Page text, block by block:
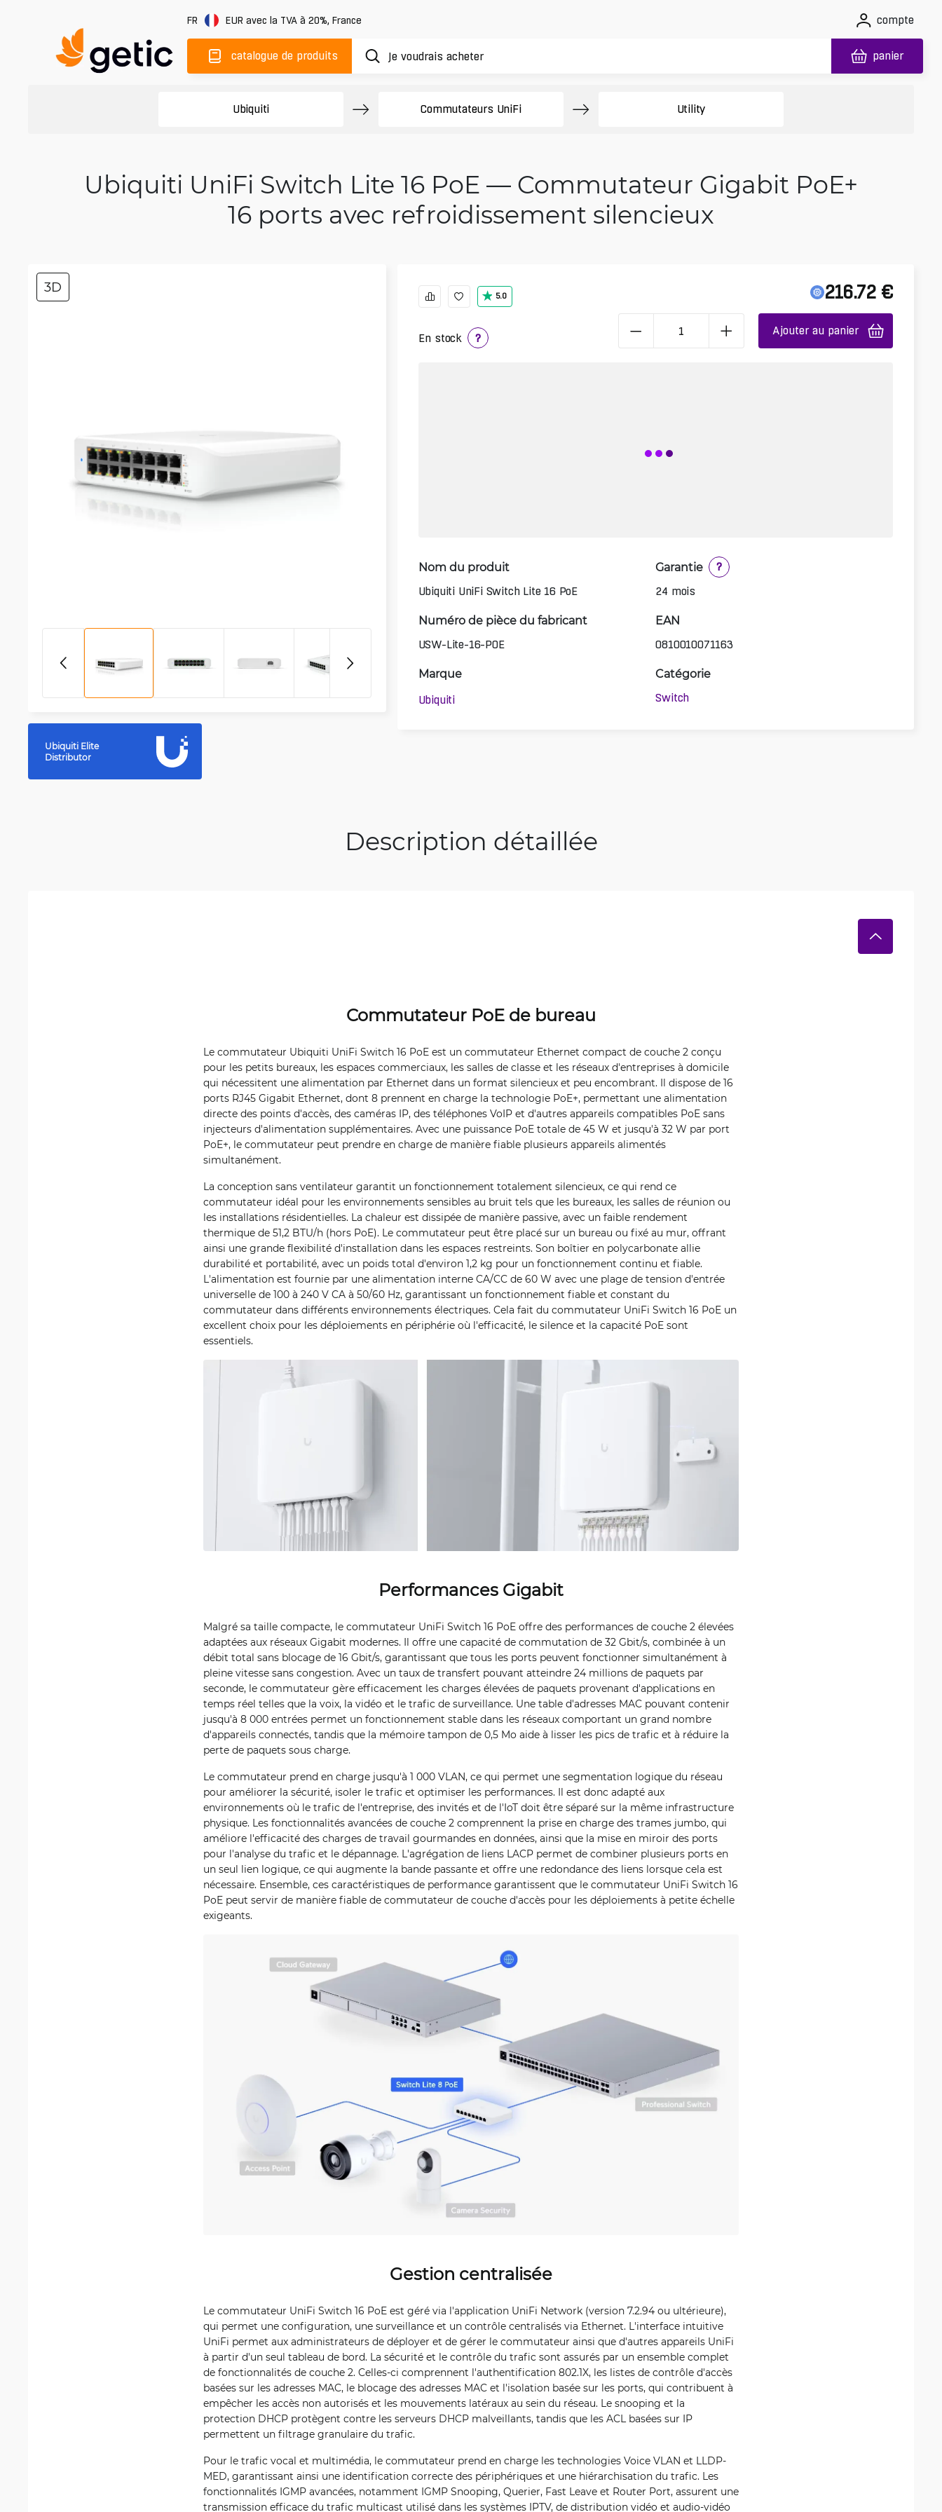
FR EUR avec la TVA à 20%, France compte
catalogue de produits panier
Ubiquiti Commutateurs UniFi Utility
Ubiquiti UniFi Switch Lite 16 PoE — Commutateur Gigabit PoE+
16 ports avec refroidissement silencieux
3D
Ubiquiti Elite
Distributor
5.0
En stock ?
216.72 €
Ajouter au panier
Nom du produit
Ubiquiti UniFi Switch Lite 16 PoE
Garantie
?
24 mois
Numéro de pièce du fabricant
USW-Lite-16-POE
EAN
0810010071163
Marque
Ubiquiti
Catégorie
Switch
Description détaillée
Commutateur PoE de bureau
Le commutateur Ubiquiti UniFi Switch 16 PoE est un commutateur Ethernet compact de couche 2 conçu
pour les petits bureaux, les espaces commerciaux, les salles de classe et les réseaux d'entreprises à domicile
qui nécessitent une alimentation par Ethernet dans un format silencieux et peu encombrant. Il dispose de 16
ports RJ45 Gigabit Ethernet, dont 8 prennent en charge la technologie PoE+, permettant une alimentation
directe des points d'accès, des caméras IP, des téléphones VoIP et d'autres appareils compatibles PoE sans
injecteurs d'alimentation supplémentaires. Avec une puissance PoE totale de 45 W et jusqu'à 32 W par port
PoE+, le commutateur peut prendre en charge de manière fiable plusieurs appareils alimentés
simultanément.
La conception sans ventilateur garantit un fonctionnement totalement silencieux, ce qui rend ce
commutateur idéal pour les environnements sensibles au bruit tels que les bureaux, les salles de réunion ou
les installations résidentielles. La chaleur est dissipée de manière passive, avec un faible rendement
thermique de 51,2 BTU/h (hors PoE). Le commutateur peut être placé sur un bureau ou fixé au mur, offrant
ainsi une grande flexibilité d'installation dans les espaces restreints. Son boîtier en polycarbonate allie
durabilité et portabilité, avec un poids total d'environ 1,2 kg pour un fonctionnement continu et fiable.
L'alimentation est fournie par une alimentation interne CA/CC de 60 W avec une plage de tension d'entrée
universelle de 100 à 240 V CA à 50/60 Hz, garantissant un fonctionnement fiable et constant du
commutateur dans différents environnements électriques. Cela fait du commutateur UniFi Switch 16 PoE un
excellent choix pour les déploiements en périphérie où l'efficacité, le silence et la capacité PoE sont
essentiels.
Performances Gigabit
Malgré sa taille compacte, le commutateur UniFi Switch 16 PoE offre des performances de couche 2 élevées
adaptées aux réseaux Gigabit modernes. Il offre une capacité de commutation de 32 Gbit/s, combinée à un
débit total sans blocage de 16 Gbit/s, garantissant que tous les ports peuvent fonctionner simultanément à
pleine vitesse sans congestion. Avec un taux de transfert pouvant atteindre 24 millions de paquets par
seconde, le commutateur gère efficacement les charges élevées de paquets provenant d'applications en
temps réel telles que la voix, la vidéo et le trafic de surveillance. Une table d'adresses MAC pouvant contenir
jusqu'à 8 000 entrées permet un fonctionnement stable dans les réseaux comportant un grand nombre
d'appareils connectés, tandis que la mémoire tampon de 0,5 Mo aide à lisser les pics de trafic et à réduire la
perte de paquets sous charge.
Le commutateur prend en charge jusqu'à 1 000 VLAN, ce qui permet une segmentation logique du réseau
pour améliorer la sécurité, isoler le trafic et optimiser les performances. Il est donc adapté aux
environnements où le trafic de l'entreprise, des invités et de l'IoT doit être séparé sur la même infrastructure
physique. Les fonctionnalités avancées de couche 2 comprennent la prise en charge des trames jumbo, qui
améliore l'efficacité des charges de travail gourmandes en données, ainsi que la mise en miroir des ports
pour l'analyse du trafic et le dépannage. L'agrégation de liens LACP permet de combiner plusieurs ports en
un seul lien logique, ce qui augmente la bande passante et offre une redondance des liens lorsque cela est
nécessaire. Ensemble, ces caractéristiques de performance garantissent que le commutateur UniFi Switch 16
PoE peut servir de manière fiable de commutateur de couche d'accès pour les déploiements à petite échelle
exigeants.
Gestion centralisée
Le commutateur UniFi Switch 16 PoE est géré via l'application UniFi Network (version 7.2.94 ou ultérieure),
qui permet une configuration, une surveillance et un contrôle centralisés via Ethernet. L'interface intuitive
UniFi permet aux administrateurs de déployer et de gérer le commutateur ainsi que d'autres appareils UniFi
à partir d'un seul tableau de bord. La sécurité et le contrôle du trafic sont assurés par un ensemble complet
de fonctionnalités de couche 2. Celles-ci comprennent l'authentification 802.1X, les listes de contrôle d'accès
basées sur les adresses MAC, le blocage des adresses MAC et l'isolation basée sur les ports, qui contribuent à
empêcher les accès non autorisés et les mouvements latéraux au sein du réseau. Le snooping et la
protection DHCP protègent contre les serveurs DHCP malveillants, tandis que les ACL basées sur IP
permettent un filtrage granulaire du trafic.
Pour le trafic vocal et multimédia, le commutateur prend en charge les technologies Voice VLAN et LLDP-
MED, garantissant ainsi une identification correcte des périphériques et une hiérarchisation du trafic. Les
fonctionnalités IGMP avancées, notamment IGMP Snooping, Querier, Fast Leave et Router Port, assurent une
transmission efficace du trafic multicast utilisé dans les systèmes IPTV, de distribution vidéo et audio-vidéo